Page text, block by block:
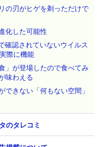
の刃がヒゲを剃っただけで
化した可能性
確認されていないウイルス
際に機能
」が登場したので食べてみ
味わえる
できない「何もない空間」
のタレコミ